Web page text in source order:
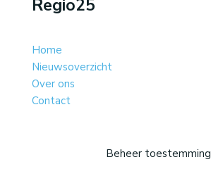
Beheer toestemming
Regio25
Home
Nieuwsoverzicht
Over ons
Contact